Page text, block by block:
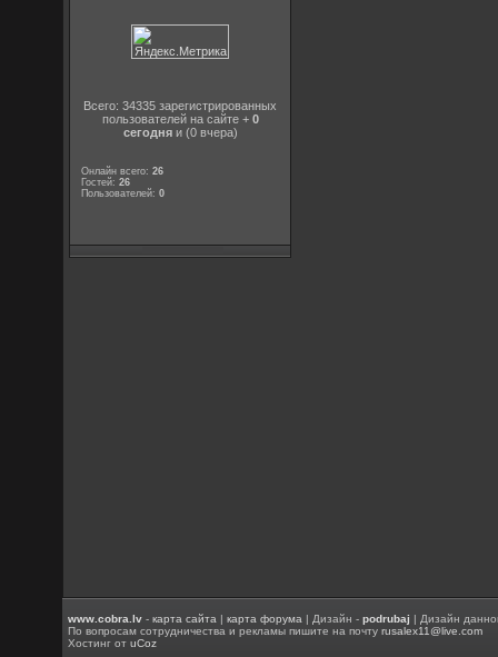
Всего: 34335 зарегистрированных
пользователей на сайте + 0
сегодняи (0 вчера)
Онлайн всего:26
Гостей:26
Пользователей:0
www.cobra.lv -карта сайта |карта форума | Дизайн -podrubaj | Дизайн
По вопросам сотрудничества и рекламы пишите на почтуrusalex11@live.com
Хостинг отuCoz